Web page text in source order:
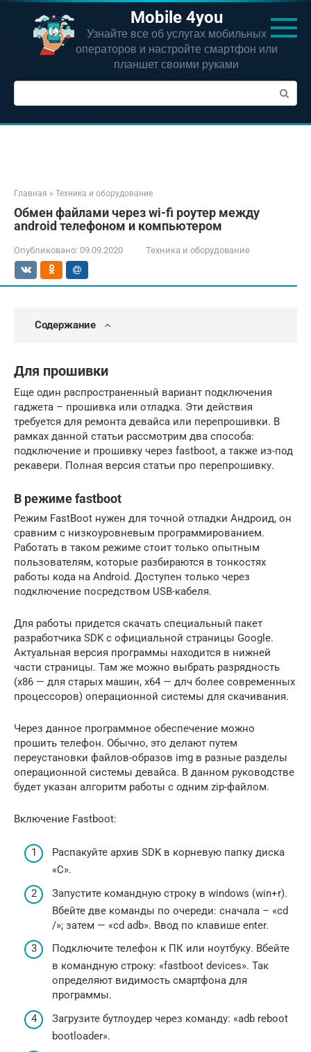
Перейти
контенту
Mobile 4you
Узнайте все об услугах мобильных
операторов и настройте смартфон или
планшет своими руками
Поиск:
Главная » Техника и оборудование
Обмен файлами через wi-fi роутер между
android телефоном и компьютером
Опубликовано: 09.09.2020 Техника и оборудование
Содержание
Для прошивки
Еще один распространенный вариант подключения
гаджета – прошивка или отладка. Эти действия
требуется для ремонта девайса или перепрошивки. В
рамках данной статьи рассмотрим два способа:
подключение и прошивку через fastboot, а также из-под
рекавери. Полная версия статьи про перепрошивку.
В режиме fastboot
Режим FastBoot нужен для точной отладки Андроид, он
сравним с низкоуровневым программированием.
Работать в таком режиме стоит только опытным
пользователям, которые разбираются в тонкостях
работы кода на Android. Доступен только через
подключение посредством USB-кабеля.
Для работы придется скачать специальный пакет
разработчика SDK с официальной страницы Google.
Актуальная версия программы находится в нижней
части страницы. Там же можно выбрать разрядность
(x86 — для старых машин, x64 — длч более современных
процессоров) операционной системы для скачивания.
Через данное программное обеспечение можно
прошить телефон. Обычно, это делают путем
переустановки файлов-образов img в разные разделы
операционной системы девайса. В данном руководстве
будет указан алгоритм работы с одним zip-файлом.
Включение Fastboot:
Распакуйте архив SDK в корневую папку диска
«C».
Запустите командную строку в windows (win+r).
Вбейте две команды по очереди: сначала – «cd
/»; затем — «cd adb». Ввод по клавише enter.
Подключите телефон к ПК или ноутбуку. Вбейте
в командную строку: «fastboot devices». Так
определяют видимость смартфона для
программы.
Загрузите бутлоудер через команду: «adb reboot
bootloader».